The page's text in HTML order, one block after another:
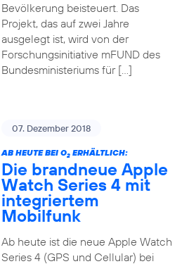
Bevölkerung beisteuert. Das
Projekt, das auf zwei Jahre
ausgelegt ist, wird von der
Forschungsinitiative mFUND des
Bundesministeriums für […]
07. Dezember 2018
AB HEUTE BEI O2ERHÄLTLICH:
Die brandneue Apple
Watch Series 4 mit
integriertem
Mobilfunk
Ab heute ist die neue Apple Watch
Series 4 (GPS und Cellular) bei